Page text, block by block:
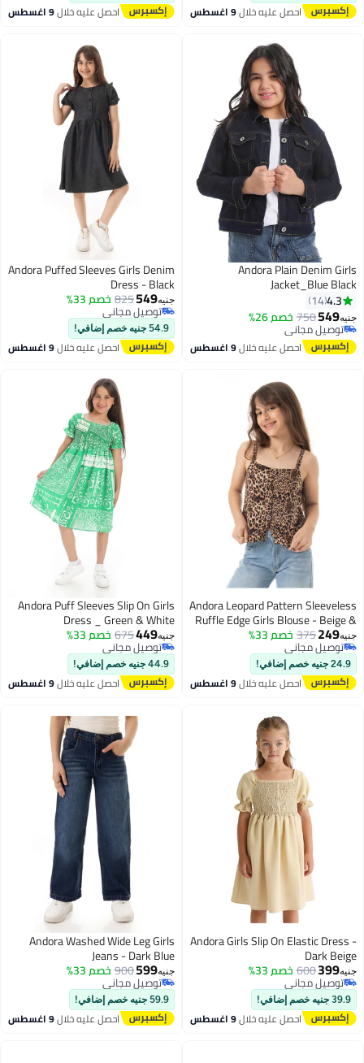
احصل عليه خلال9 اغسطس احصل عليه خلال9 اغسطس
Andora Plain Denim Girls
Jacket_Blue Black
4.3
14
جنيه549
750 خصم 26%
توصيل مجاني
توصيل مجانياحصل عليه خلال9 اغسطس
3
Andora Puffed Sleeves Girls Denim
Dress - Black
جنيه549
825 خصم 33%
توصيل مجاني
توصيل مجاني
54.9 جنيه خصم إضافي!
احصل عليه خلال9 اغسطس
2
Andora Leopard Pattern Sleeveless
Ruffle Edge Girls Blouse - Beige &
Black
جنيه249
375 خصم 33%
توصيل مجاني
توصيل مجاني
24.9 جنيه خصم إضافي!
احصل عليه خلال9 اغسطس
4
Andora Puff Sleeves Slip On Girls
Dress _ Green & White
جنيه449
675 خصم 33%
توصيل مجاني
توصيل مجاني
44.9 جنيه خصم إضافي!
احصل عليه خلال9 اغسطس
3
Andora Girls Slip On Elastic Dress -
Dark Beige
جنيه399
600 خصم 33%
توصيل مجاني
توصيل مجاني
39.9 جنيه خصم إضافي!
احصل عليه خلال9 اغسطس
2
Andora Washed Wide Leg Girls
Jeans - Dark Blue
جنيه599
900 خصم 33%
توصيل مجاني
توصيل مجاني
59.9 جنيه خصم إضافي!
احصل عليه خلال9 اغسطس